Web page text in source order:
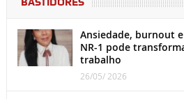
Ansiedade, burnout
NR-1 pode
trabalho
26/05/ 2026